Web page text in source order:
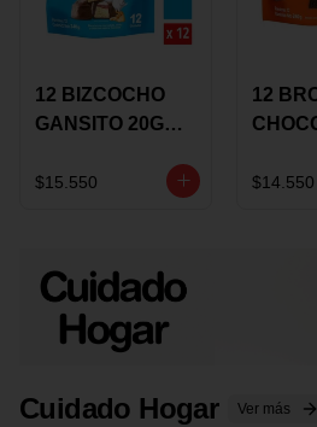
12 BIZCOCHO
GANSITO 20G
MERMELADA
$15.550
12
X 20
$14.550
Cuidado Hogar Ver más